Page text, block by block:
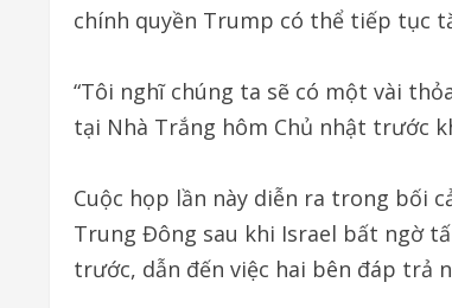
chính quyền Trump có thể tiếp tục
“Tôi nghĩ chúng ta sẽ có một vài
tại Nhà Trắng hôm Chủ nhật trước
Cuộc họp lần này diễn ra trong bối
Trung Đông sau khi Israel bất ngờ
trước, dẫn đến việc hai bên đáp trả